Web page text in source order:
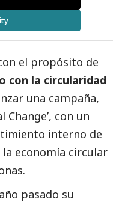
el propósito de
con la circularidad
una campaña,
con un
interno de
economía circular
pasado su